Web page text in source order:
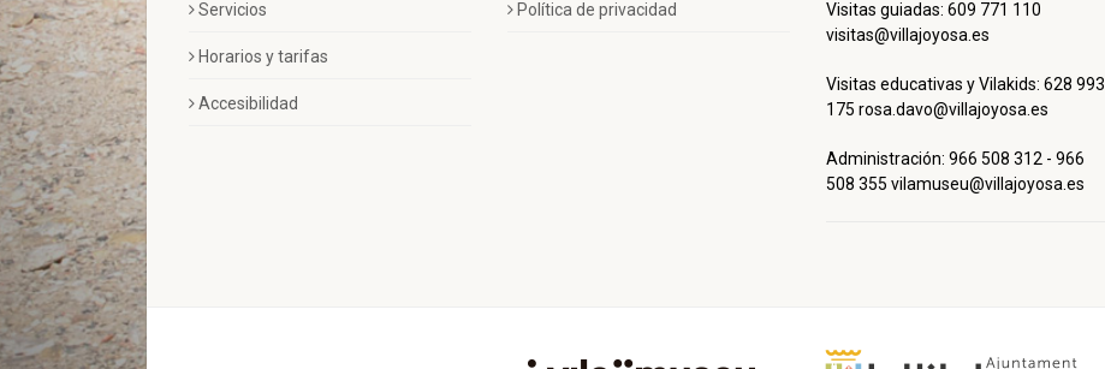
Servicios
Horarios y tarifas
Accesibilidad
Política de privacidad
Visitas guiadas: 609 771 110
visitas@villajoyosa.es
Visitas educativas y Vilakids: 628 993
175 rosa.davo@villajoyosa.es
Administración: 966 508 312 - 966
508 355 vilamuseu@villajoyosa.es